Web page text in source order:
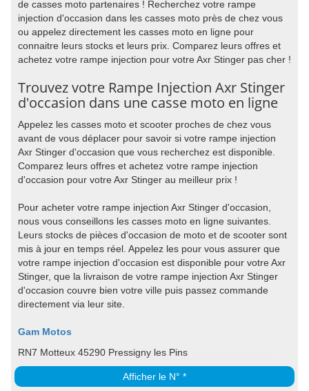
de casses moto partenaires ! Recherchez votre rampe
injection d'occasion dans les casses moto près de chez vous
ou appelez directement les casses moto en ligne pour
connaitre leurs stocks et leurs prix. Comparez leurs offres et
achetez votre rampe injection pour votre Axr Stinger pas cher !
Trouvez votre Rampe Injection Axr Stinger
d'occasion dans une casse moto en ligne
Appelez les casses moto et scooter proches de chez vous
avant de vous déplacer pour savoir si votre rampe injection
Axr Stinger d'occasion que vous recherchez est disponible.
Comparez leurs offres et achetez votre rampe injection
d'occasion pour votre Axr Stinger au meilleur prix !
Pour acheter votre rampe injection Axr Stinger d'occasion,
nous vous conseillons les casses moto en ligne suivantes.
Leurs stocks de pièces d'occasion de moto et de scooter sont
mis à jour en temps réel. Appelez les pour vous assurer que
votre rampe injection d'occasion est disponible pour votre Axr
Stinger, que la livraison de votre rampe injection Axr Stinger
d'occasion couvre bien votre ville puis passez commande
directement via leur site.
Gam Motos
RN7 Motteux 45290 Pressigny les Pins
Afficher le N° *